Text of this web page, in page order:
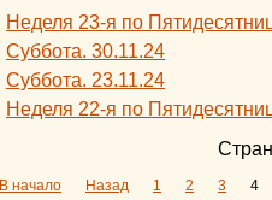
Неделя 23-я по
Суббота. 30.11.24
Суббота. 23.11.24
Неделя 22-я по
В начало Назад 1 2 3 4